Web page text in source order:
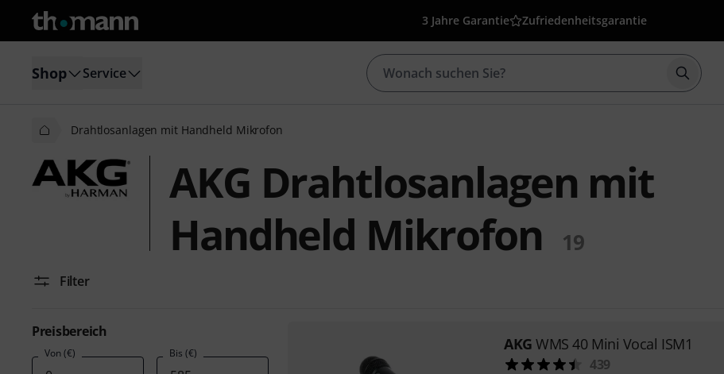
3 Jahre Garantie Zufriedenheitsgarantie
Shop Service Suche
Drahtlosanlagen mit Handheld Mikrofon
AKG Drahtlosanlagen mit
Handheld Mikrofon
19
Filter
Preisbereich
Von (€) Bis (€) AKG WMS 40 Mini Vocal ISM1
439